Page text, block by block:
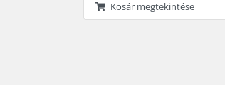
Kosár megtekintése